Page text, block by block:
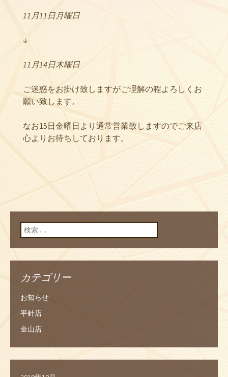
11月11日月曜日
↓
11月14日木曜日
ご迷惑をお掛け致しますがご理解の程よろしくお
願い致します。
なお15日金曜日より通常営業致しますのでご来店
心よりお待ちしております。
検索:
カテゴリー
お知らせ
平針店
金山店